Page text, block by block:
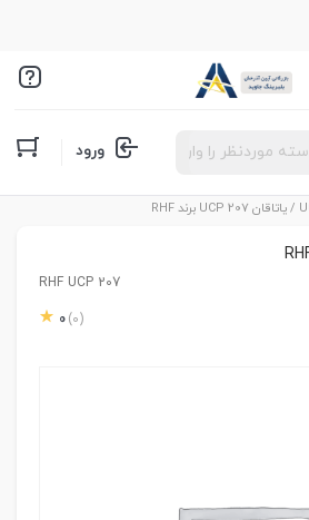
ورود
/ یاتاقان UCP 207 برند RHF
RHF UCP 207
0 (0)